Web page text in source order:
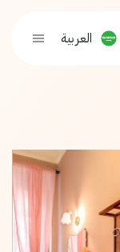
العربية